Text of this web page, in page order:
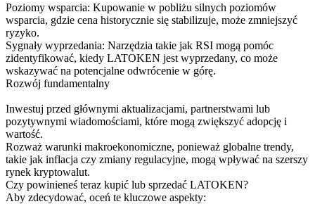
Poziomy wsparcia: Kupowanie w pobliżu silnych poziomów
wsparcia, gdzie cena historycznie się stabilizuje, może zmniejszyć
ryzyko.
Sygnały wyprzedania: Narzędzia takie jak RSI mogą pomóc
zidentyfikować, kiedy LATOKEN jest wyprzedany, co może
wskazywać na potencjalne odwrócenie w górę.
Rozwój fundamentalny
Inwestuj przed głównymi aktualizacjami, partnerstwami lub
pozytywnymi wiadomościami, które mogą zwiększyć adopcję i
wartość.
Rozważ warunki makroekonomiczne, ponieważ globalne trendy,
takie jak inflacja czy zmiany regulacyjne, mogą wpływać na szerszy
rynek kryptowalut.
Czy powinieneś teraz kupić lub sprzedać LATOKEN?
Aby zdecydować, oceń te kluczowe aspekty: